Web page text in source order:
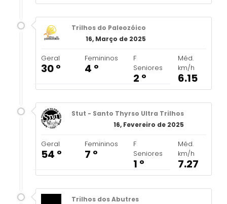
Trilhos do Paleozóico
16, Março de 2025
Geral
30 º
Femininos
4 º
F
Seniores
2 º
Méd.
km/h
6.15
Stut - Santo Thyrso Ultra Trilhos
16, Fevereiro de 2025
Geral
54 º
Femininos
7 º
F
Seniores
1 º
Méd.
km/h
7.27
Trilhos dos Abutres